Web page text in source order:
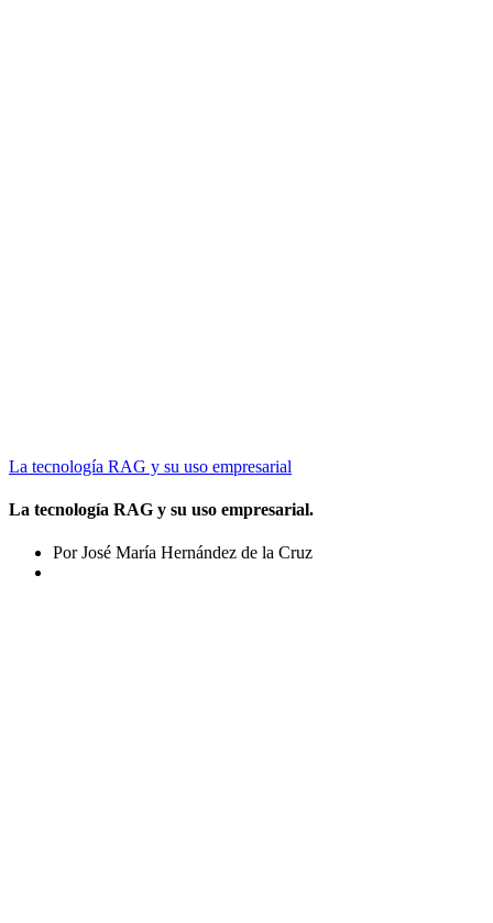
La tecnología RAG y su uso empresarial
La tecnología RAG y su uso empresarial.
Por José María Hernández de la Cruz